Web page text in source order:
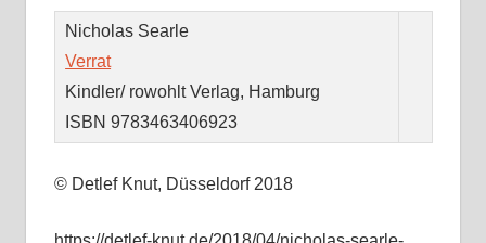
Nicholas Searle
Verrat
Kindler/ rowohlt Verlag, Hamburg
ISBN 9783463406923
© Detlef Knut, Düsseldorf 2018